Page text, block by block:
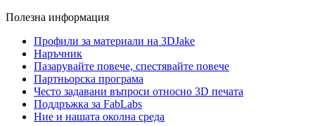
Полезна информация
Профили за материали на 3DJake
Наръчник
Пазарувайте повече, спестявайте повече
Партньорска програма
Често задавани въпроси относно 3D печата
Поддръжка за FabLabs
Ние и нашата околна среда